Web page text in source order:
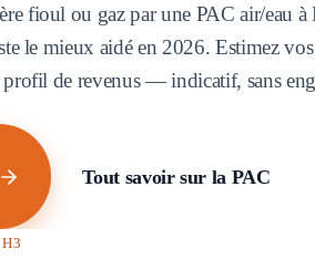
fioul ou gaz par une PAC air/eau à
le mieux aidé en 2026. Estimez
de revenus — indicatif, sans
Tout savoir sur la PAC
H3